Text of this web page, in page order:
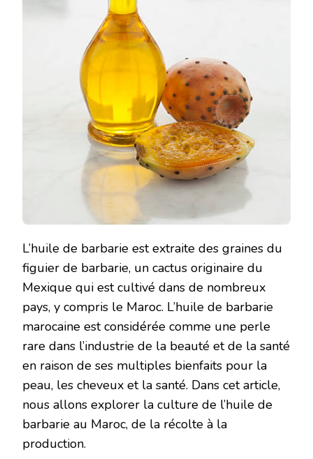
L’huile de barbarie est extraite des graines du
figuier de barbarie, un cactus originaire du
Mexique qui est cultivé dans de nombreux
pays, y compris le Maroc. L’huile de barbarie
marocaine est considérée comme une perle
rare dans l’industrie de la beauté et de la santé
en raison de ses multiples bienfaits pour la
peau, les cheveux et la santé. Dans cet article,
nous allons explorer la culture de l’huile de
barbarie au Maroc, de la récolte à la
production.